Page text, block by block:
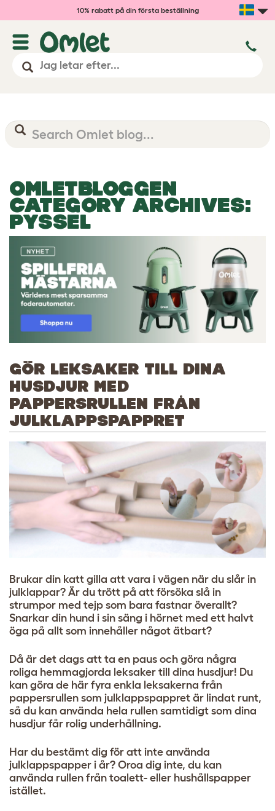
10% rabatt på din första beställning
OMLETBLOGGEN
CATEGORY ARCHIVES:
PYSSEL
GÖR LEKSAKER TILL DINA
HUSDJUR MED
PAPPERSRULLEN FRÅN
JULKLAPPSPAPPRET
Brukar din katt gilla att vara i vägen när du slår in
julklappar? Är du trött på att försöka slå in
strumpor med tejp som bara fastnar överallt?
Snarkar din hund i sin säng i hörnet med ett halvt
öga på allt som innehåller något ätbart?
Då är det dags att ta en paus och göra några
roliga hemmagjorda leksaker till dina husdjur! Du
kan göra de här fyra enkla leksakerna från
pappersrullen som julklappspappret är lindat runt,
så du kan använda hela rullen samtidigt som dina
husdjur får rolig underhållning.
Har du bestämt dig för att inte använda
julklappspapper i år? Oroa dig inte, du kan
använda rullen från toalett- eller hushållspapper
istället.